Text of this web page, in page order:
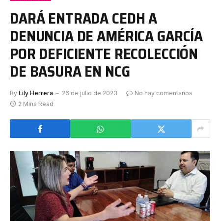
DARÁ ENTRADA CEDH A
DENUNCIA DE AMÉRICA GARCÍA
POR DEFICIENTE RECOLECCIÓN
DE BASURA EN NCG
By Lily Herrera 26 de julio de 2023
No hay comentarios
2 Mins Read